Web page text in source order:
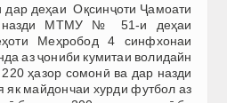
деҳаи Оқсинҷоти Ҷамоати
назди МТМУ № 51-и деҳаи
Меҳробод 4 синфхонаи
аз ҷониби кумитаи волидайн
ҳазор сомонӣ ва дар назди
як майдончаи хурди футбол аз